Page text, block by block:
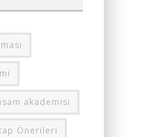
akademisi
Önerileri